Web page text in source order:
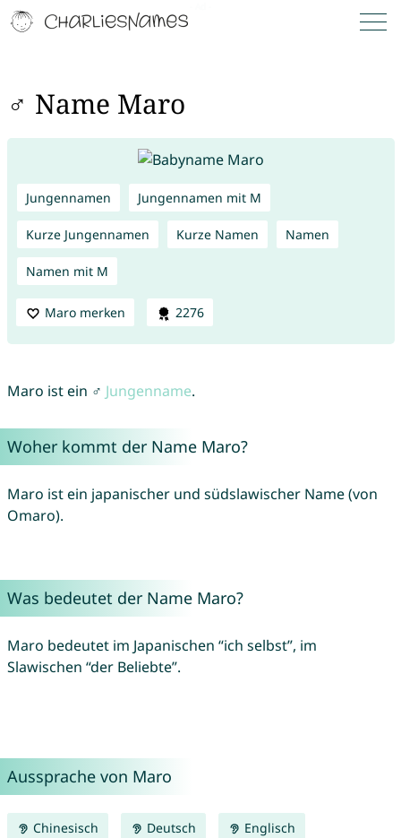
♂ Name Maro
Jungennamen Jungennamen mit M
Kurze Jungennamen Kurze Namen Namen
Namen mit M
Maro merken 2276
Maro ist ein ♂ Jungenname.
Woher kommt der Name Maro?
Maro ist ein japanischer und südslawischer Name (von
Omaro).
Was bedeutet der Name Maro?
Maro bedeutet im Japanischen “ich selbst”, im
Slawischen “der Beliebte”.
Aussprache von Maro
Chinesisch Deutsch Englisch